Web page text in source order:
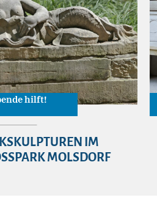
hilft!
IM
MOLSDORF